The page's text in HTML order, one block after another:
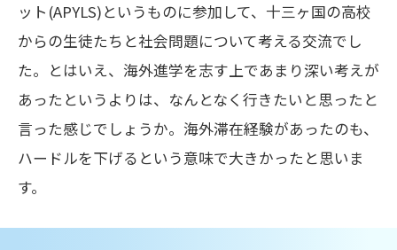
ット(APYLS)というものに参加して、十三ヶ国の高校
からの生徒たちと社会問題について考える交流でし
た。とはいえ、海外進学を志す上であまり深い考えが
あったというよりは、なんとなく行きたいと思ったと
言った感じでしょうか。海外滞在経験があったのも、
ハードルを下げるという意味で大きかったと思いま
す。